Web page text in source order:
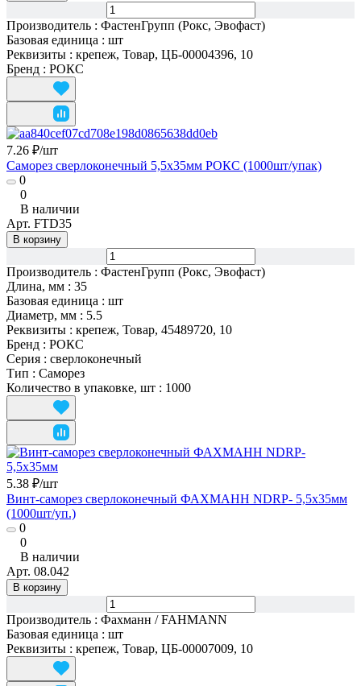
Производитель : ФастенГрупп (Рокс, Эвофаст)
Базовая единица : шт
Реквизиты : крепеж, Товар, ЦБ-00004396, 10
Бренд : РОКС
7.26 ₽/шт
Саморез сверлоконечный 5,5х35мм РОКС (1000шт/упак)
0
0
В наличии
Арт. FTD35
В корзину
Производитель : ФастенГрупп (Рокс, Эвофаст)
Длина, мм : 35
Базовая единица : шт
Диаметр, мм : 5.5
Реквизиты : крепеж, Товар, 45489720, 10
Бренд : РОКС
Серия : сверлоконечный
Тип : Саморез
Количество в упаковке, шт : 1000
5.38 ₽/шт
Винт-саморез сверлоконечный ФАХМАНН NDRP- 5,5х35мм
(1000шт/уп.)
0
0
В наличии
Арт. 08.042
В корзину
Производитель : Фахманн / FAHMANN
Базовая единица : шт
Реквизиты : крепеж, Товар, ЦБ-00007009, 10